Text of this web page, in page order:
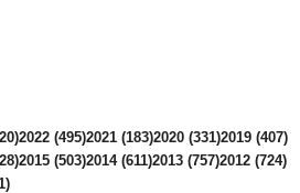
2022 (495)2021 (183)2020 (331)2019 (407)
2015 (503)2014 (611)2013 (757)2012 (724)